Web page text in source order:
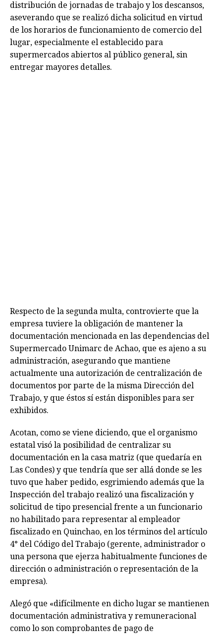
distribución de jornadas de trabajo y los descansos,
aseverando que se realizó dicha solicitud en virtud
de los horarios de funcionamiento de comercio del
lugar, especialmente el establecido para
supermercados abiertos al público general, sin
entregar mayores detalles.
Respecto de la segunda multa, controvierte que la
empresa tuviere la obligación de mantener la
documentación mencionada en las dependencias del
Supermercado Unimarc de Achao, que es ajeno a su
administración, asegurando que mantiene
actualmente una autorización de centralización de
documentos por parte de la misma Dirección del
Trabajo, y que éstos sí están disponibles para ser
exhibidos.
Acotan, como se viene diciendo, que el organismo
estatal visó la posibilidad de centralizar su
documentación en la casa matriz (que quedaría en
Las Condes) y que tendría que ser allá donde se les
tuvo que haber pedido, esgrimiendo además que la
Inspección del trabajo realizó una fiscalización y
solicitud de tipo presencial frente a un funcionario
no habilitado para representar al empleador
fiscalizado en Quinchao, en los términos del artículo
4° del Código del Trabajo (gerente, administrador o
una persona que ejerza habitualmente funciones de
dirección o administración o representación de la
empresa).
Alegó que «difícilmente en dicho lugar se mantienen
documentación administrativa y remuneracional
como lo son comprobantes de pago de